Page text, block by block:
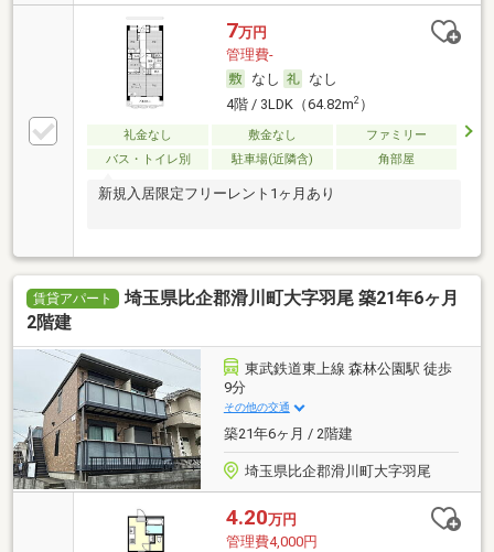
7万円
管理費-
なし
なし
4階 / 3LDK（64.82m2）
礼金なし 敷金なし
ファミリー
バス・トイレ別
駐車場(近隣含) 角部屋
新規入居限定フリーレント1ヶ月あり
賃貸アパート
埼玉県比企郡滑川町大字羽尾 築21年6ヶ月
2階建
東武鉄道東上線 森林公園駅 徒歩
9分
その他の交通
築21年6ヶ月 / 2階建
埼玉県比企郡滑川町大字羽尾
4.20万円
管理費4,000円